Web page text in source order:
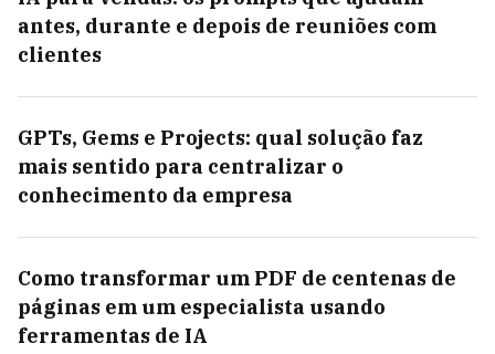
antes, durante e depois de reuniões com
clientes
GPTs, Gems e Projects: qual solução faz
mais sentido para centralizar o
conhecimento da empresa
Como transformar um PDF de centenas de
páginas em um especialista usando
ferramentas de IA